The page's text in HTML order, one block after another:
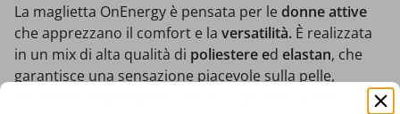
La maglietta OnEnergy è pensata per ledonne attive
che apprezzano il comfort e la versatilità. È realizzata
in un mix di alta qualità di poliestere ed elastan, che
garantisce una sensazione piacevole sulla pelle,